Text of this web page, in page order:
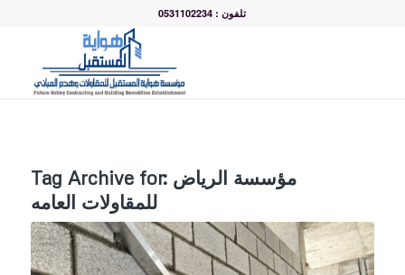
تلفون : 0531102234
Tag Archive for: مؤسسة الرياض
للمقاولات العامه